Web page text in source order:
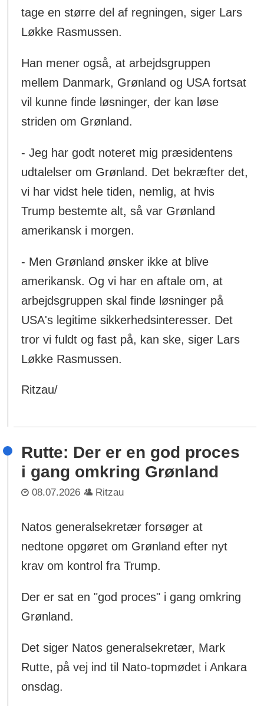
tage en større del af regningen, siger Lars
Løkke Rasmussen.
Han mener også, at arbejdsgruppen
mellem Danmark, Grønland og USA fortsat
vil kunne finde løsninger, der kan løse
striden om Grønland.
- Jeg har godt noteret mig præsidentens
udtalelser om Grønland. Det bekræfter det,
vi har vidst hele tiden, nemlig, at hvis
Trump bestemte alt, så var Grønland
amerikansk i morgen.
- Men Grønland ønsker ikke at blive
amerikansk. Og vi har en aftale om, at
arbejdsgruppen skal finde løsninger på
USA's legitime sikkerhedsinteresser. Det
tror vi fuldt og fast på, kan ske, siger Lars
Løkke Rasmussen.
Ritzau/
Rutte: Der er en god proces
i gang omkring Grønland
08.07.2026 Ritzau
Natos generalsekretær forsøger at
nedtone opgøret om Grønland efter nyt
krav om kontrol fra Trump.
Der er sat en "god proces" i gang omkring
Grønland.
Det siger Natos generalsekretær, Mark
Rutte, på vej ind til Nato-topmødet i Ankara
onsdag.